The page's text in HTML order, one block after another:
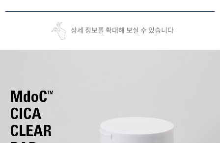
상세 정보를 확대해 보실 수 있습니다